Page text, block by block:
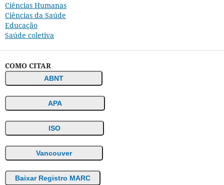
Ciências Humanas
Ciências da Saúde
Educação
Saúde coletiva
COMO CITAR
ABNT
APA
ISO
Vancouver
Baixar Registro MARC